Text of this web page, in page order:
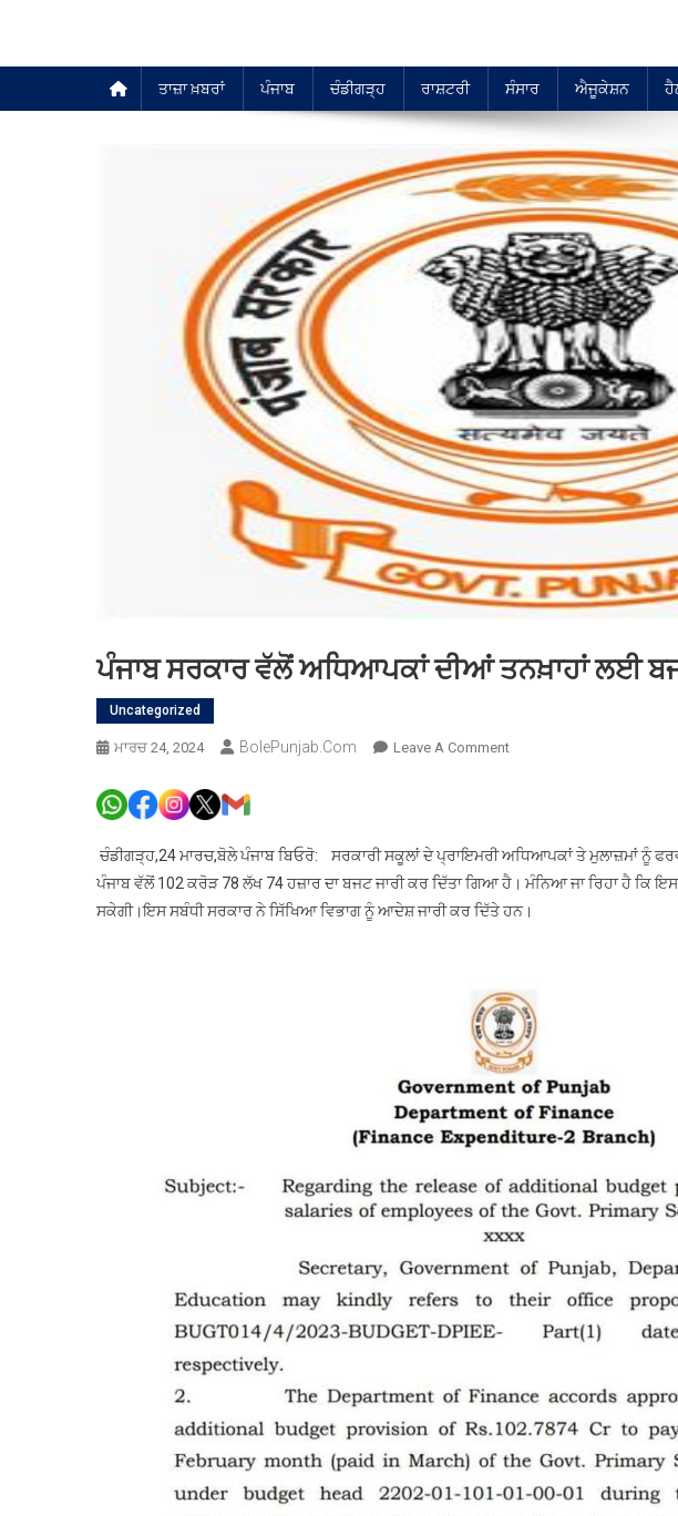
ਤਾਜ਼ਾ ਖ਼ਬਰਾਂ ਪੰਜਾਬ ਚੰਡੀਗੜ੍ਹ ਰਾਸ਼ਟਰੀ ਸੰਸਾਰ ਐਜੂਕੇਸ਼ਨ
ਪੰਜਾਬ ਸਰਕਾਰ ਵੱਲੋਂ ਅਧਿਆਪਕਾਂ ਦੀਆਂ ਤਨਖ਼ਾਹਾਂ ਲਈ
Uncategorized
ਮਾਰਚ 24, 2024 BolePunjab.com Leave A CommentOn
ਅਧਿਆਪਕਾਂ
ਦੀਆਂ
ਚੰਡੀਗੜ੍ਹ,24 ਮਾਰਚ,ਬੋਲੇ ਪੰਜਾਬ ਬਿਓਰੋ: ਸਰਕਾਰੀ ਸਕੂਲਾਂ ਦੇਪ੍ਰਾਇਮਰੀ ਅਧਿਆਪਕਾਂ ਤੇ ਮੁਲਾਜ਼ਮਾਂ ਨੂੰ
ਪੰਜਾਬ ਵੱਲੋਂ 102 ਕਰੋੜ 78 ਲੱਖ 74 ਹਜ਼ਾਰ ਦਾ ਬਜਟ ਜਾਰੀ ਕਰ ਦਿੱਤਾ ਗਿਆ ਹੈ। ਮੰਨਿਆ ਜਾ ਰਿਹਾ ਹੈ ਕਿ
ਸਕੇਗੀ।ਇਸ ਸਬੰਧੀ ਸਰਕਾਰ ਨੇ ਸਿੱਖਿਆ ਵਿਭਾਗ ਨੂੰ ਆਦੇਸ਼ ਜਾਰੀ ਕਰ ਦਿੱਤੇ ਹਨ।